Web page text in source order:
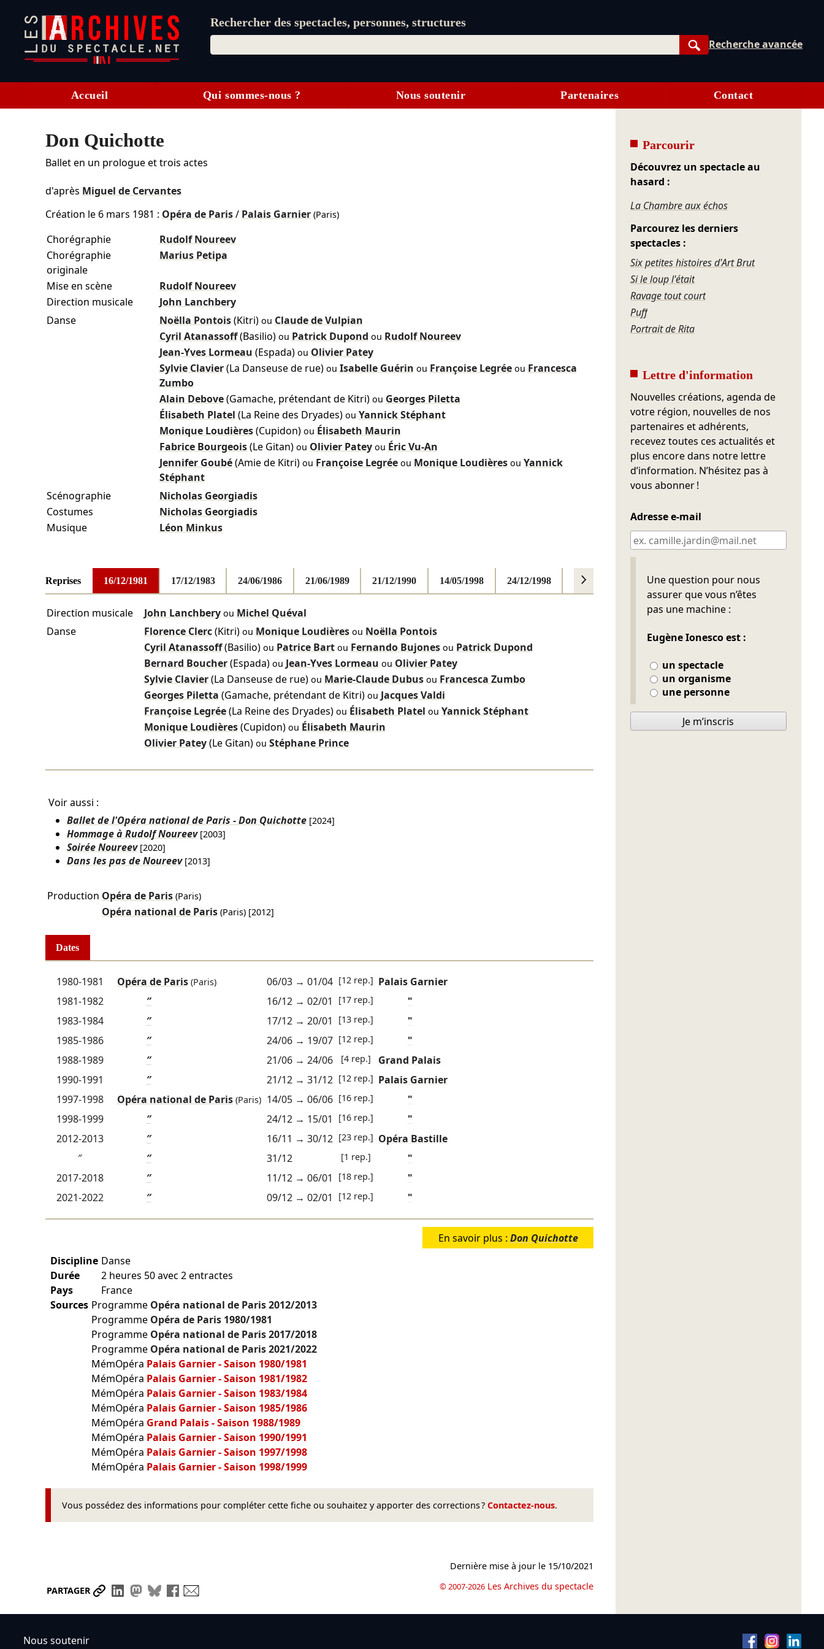
Rechercher des spectacles, personnes, structures
Rechercher
Recherche avancée
Accueil Qui sommes-nous ? Nous soutenir Partenaires Contact
Don Quichotte
Ballet en un prologue et trois actes
d'après Miguel de Cervantes
Création le 6 mars 1981 : Opéra de Paris/ Palais Garnier(Paris)
Chorégraphie
Rudolf Noureev
Chorégraphie
originale
Marius Petipa
Mise en scène
Rudolf Noureev
Direction musicale
John Lanchbery
Danse
Noëlla Pontois (Kitri) ou Claude de Vulpian
Cyril Atanassoff (Basilio) ou Patrick Dupond ou Rudolf Noureev
Jean-Yves Lormeau (Espada) ou Olivier Patey
Sylvie Clavier (La Danseuse de rue) ou Isabelle Guérin ou Françoise Legrée ou Francesca
Zumbo
Alain Debove (Gamache, prétendant de Kitri) ou Georges Piletta
Élisabeth Platel (La Reine des Dryades) ou Yannick Stéphant
Monique Loudières (Cupidon) ou Élisabeth Maurin
Fabrice Bourgeois (Le Gitan) ou Olivier Patey ou Éric Vu-An
Jennifer Goubé (Amie de Kitri) ou Françoise Legrée ou Monique Loudières ou Yannick
Stéphant
Scénographie
Nicholas Georgiadis
Costumes
Nicholas Georgiadis
Musique
Léon Minkus
Reprises 16/12/1981 17/12/1983 24/06/1986 21/06/1989 21/12/1990 14/05/1998 24/12/1998 16/11/2012 11/12/2017 09/12/2021
Direction musicale John Lanchbery ou Michel Quéval
Danse
Florence Clerc (Kitri) ou Monique Loudières ou Noëlla Pontois
Cyril Atanassoff (Basilio) ou Patrice Bart ou Fernando Bujones ou Patrick Dupond
Bernard Boucher (Espada) ou Jean-Yves Lormeau ou Olivier Patey
Sylvie Clavier (La Danseuse de rue) ou Marie-Claude Dubus ou Francesca Zumbo
Georges Piletta (Gamache, prétendant de Kitri) ou Jacques Valdi
Françoise Legrée (La Reine des Dryades) ou Élisabeth Platel ou Yannick Stéphant
Monique Loudières (Cupidon) ou Élisabeth Maurin
Olivier Patey (Le Gitan) ou Stéphane Prince
Voir aussi :
Ballet de l'Opéra national de Paris - Don Quichotte [2024]
Hommage à Rudolf Noureev [2003]
Soirée Noureev [2020]
Dans les pas de Noureev [2013]
Production Opéra de Paris(Paris)
Opéra national de Paris(Paris) [2012]
Dates
1980-1981 Opéra de Paris(Paris) 06/03→ 01/04 [12 rep.] Palais Garnier
1981-1982
″ 16/12→ 02/01 [17 rep.]
"
1983-1984
″ 17/12→ 20/01 [13 rep.]
"
1985-1986
″ 24/06→ 19/07 [12 rep.]
"
1988-1989
″ 21/06→ 24/06 [4 rep.]
Grand Palais
1990-1991
″ 21/12→ 31/12 [12 rep.] Palais Garnier
1997-1998
Opéra national de Paris(Paris) 14/05→ 06/06 [16 rep.]
"
1998-1999
″ 24/12→ 15/01 [16 rep.]
"
2012-2013
″ 16/11 → 30/12 [23 rep.] Opéra Bastille
″
″ 31/12 [1 rep.]
"
2017-2018
″ 11/12→ 06/01 [18 rep.]
"
2021-2022
″ 09/12→ 02/01 [12 rep.] "
En savoir plus : Don Quichotte
Discipline Danse
Durée
2 heures 50 avec 2 entractes
Pays
France
Sources Programme Opéra national de Paris2012/2013
Programme Opéra de Paris 1980/1981
Programme Opéra national de Paris2017/2018
Programme Opéra national de Paris2021/2022
MémOpéra Palais Garnier - Saison 1980/1981
MémOpéra Palais Garnier - Saison 1981/1982
MémOpéra Palais Garnier - Saison 1983/1984
MémOpéra Palais Garnier - Saison 1985/1986
MémOpéra Grand Palais - Saison 1988/1989
MémOpéra Palais Garnier - Saison 1990/1991
MémOpéra Palais Garnier - Saison 1997/1998
MémOpéra Palais Garnier - Saison 1998/1999
Vous possédez des informations pour compléter cette fiche ou souhaitez y apporter des corrections ? Contactez-nous.
PARTAGER Partager le lien
Partager sur LinkedIn
Partager sur Mastodon
Partager sur Bluesky
Partager sur Facebook
Dernière mise à jour le 15/10/2021
© 2007-2026 Les Archives du spectacle
Parcourir
Découvrez un spectacle au
hasard :
La Chambre aux échos
Parcourez les derniers
spectacles :
Six petites histoires d'Art Brut
Si le loup l'était
Ravage tout court
Puff
Portrait de Rita
Lettre d'information
Nouvelles créations, agenda de
votre région, nouvelles de nos
partenaires et adhérents,
recevez toutes ces actualités et
plus encore dans notre lettre
d’information. N’hésitez pas à
vous abonner !
Adresse e-mail
Une question pour nous
assurer que vous n’êtes
pas une machine :
Eugène Ionesco est :
un spectacle
un organisme
une personne
Ne pas remplir
Je m’inscris
Nous soutenir